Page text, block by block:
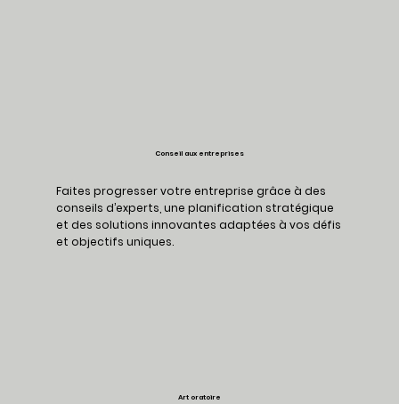
Conseil aux entreprises
Faites progresser votre entreprise grâce à des
conseils d’experts, une planification stratégique
et des solutions innovantes adaptées à vos défis
et objectifs uniques.
Art oratoire